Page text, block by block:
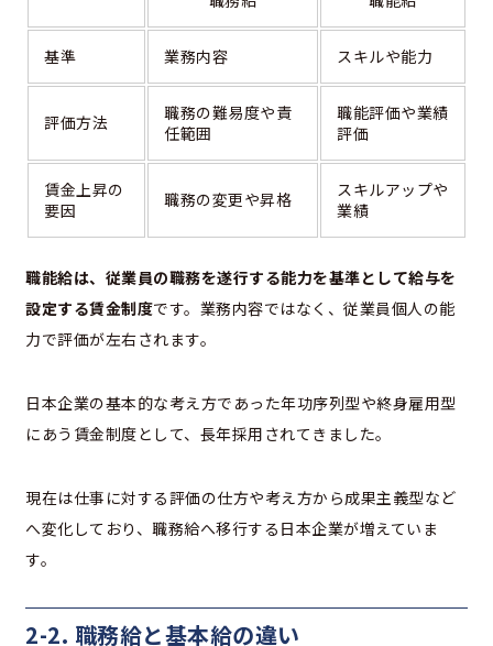
基準 業務内容 スキルや能力
評価方法
職務の難易度や責
任範囲
職能評価や業績
評価
賃金上昇の
要因
職務の変更や昇格
スキルアップや
業績
職能給は、従業員の職務を遂行する能力を基準として給与を
設定する賃金制度です。業務内容ではなく、従業員個人の能
力で評価が左右されます。
日本企業の基本的な考え方であった年功序列型や終身雇用型
にあう賃金制度として、長年採用されてきました。
現在は仕事に対する評価の仕方や考え方から成果主義型など
へ変化しており、職務給へ移行する日本企業が増えていま
す。
2-2. 職務給と基本給の違い